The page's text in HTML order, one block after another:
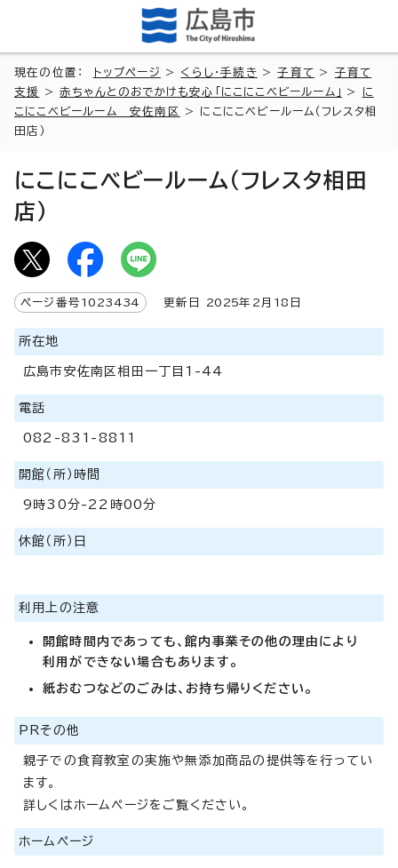
現在の位置： トップページ > くらし・手続き >子育て > 子育て
支援
>赤ちゃんとのおでかけも安心「にこにこベビールーム」 >
に
こにこベビールーム 安佐南区
> にこにこベビールーム（フレスタ相
田店）
にこにこベビールーム（フレスタ相田
店）
ページ番号 1023434 更新日 2025年2月 18 日
所在地
広島市安佐南区相田一丁目1-44
電話
082-831-8811
開館（所）時間
9時30分-22時00分
休館（所）日
利用上の注意
開館時間内であっても、館内事業その他の理由により
利用ができない場合もあります。
紙おむつなどのごみは、お持ち帰りください。
PRその他
親子での食育教室の実施や無添加商品の提供等を行ってい
ます。
詳しくはホームページをご覧ください。
ホームページ